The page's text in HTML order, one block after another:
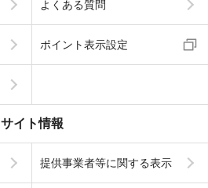
よくある質問
ポイント表示設定
サイト情報
提供事業者等に関する表示